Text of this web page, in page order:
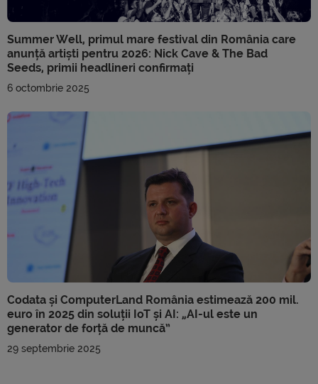
Summer Well, primul mare festival din România care
anunță artiști pentru 2026: Nick Cave & The Bad
Seeds, primii headlineri confirmați
6 octombrie 2025
Codata și ComputerLand România estimează 200 mil.
euro în 2025 din soluții IoT și AI: „AI-ul este un
generator de forță de muncă”
29 septembrie 2025